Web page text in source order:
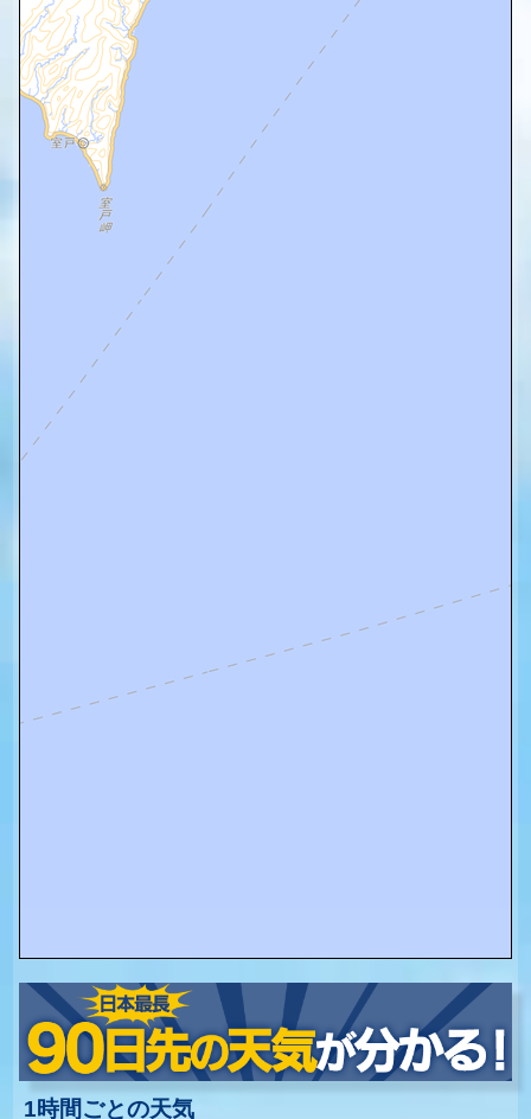
1時間ごとの天気